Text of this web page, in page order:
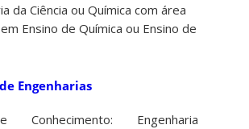
da Ciência ou Química com área
Ensino de Química ou Ensino de
Engenharias
Conhecimento: Engenharia